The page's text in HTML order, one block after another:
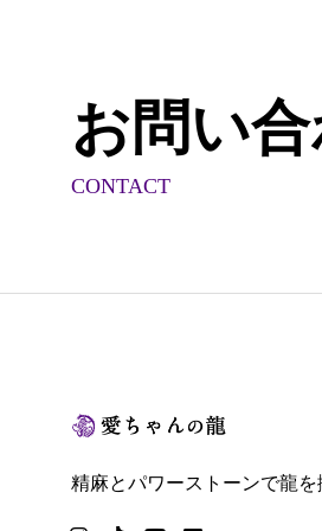
お問い
CONTACT
精麻とパワーストーンで龍